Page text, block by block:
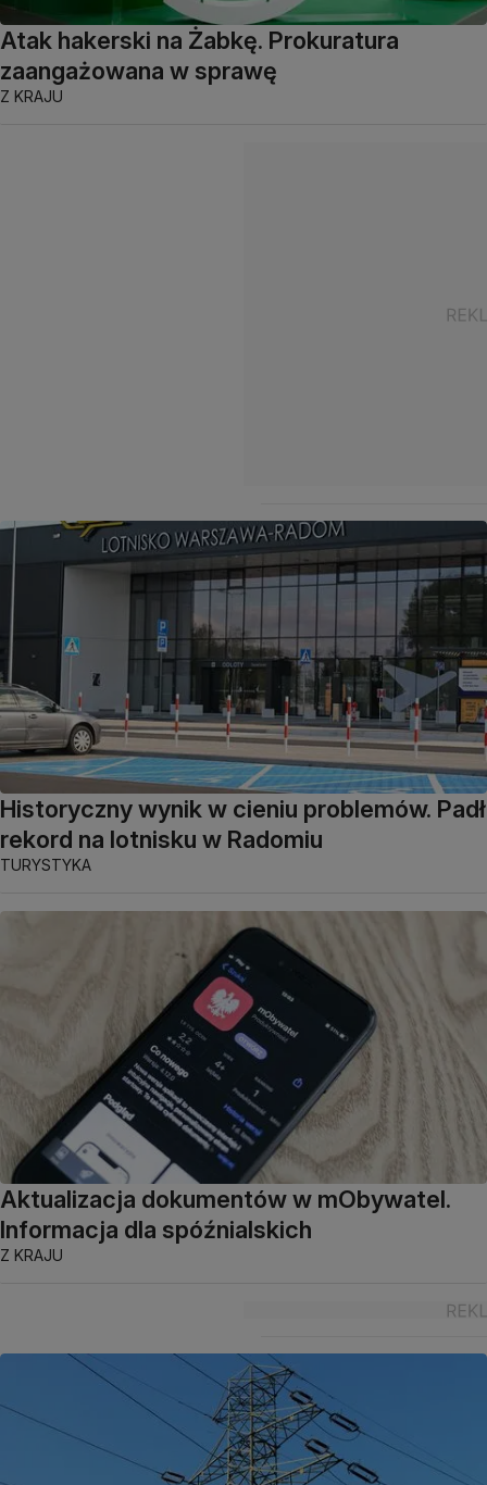
Atak hakerski na Żabkę. Prokuratura
zaangażowana w sprawę
Z KRAJU
Historyczny wynik w cieniu problemów. Padł
rekord na lotnisku w Radomiu
TURYSTYKA
Aktualizacja dokumentów w mObywatel.
Informacja dla spóźnialskich
Z KRAJU